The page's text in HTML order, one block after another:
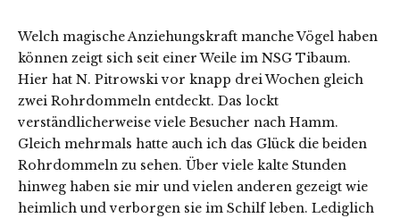
Welch magische Anziehungskraft manche Vögel haben
können zeigt sich seit einer Weile im NSG Tibaum.
Hier hat N. Pitrowski vor knapp drei Wochen gleich
zwei Rohrdommeln entdeckt. Das lockt
verständlicherweise viele Besucher nach Hamm.
Gleich mehrmals hatte auch ich das Glück die beiden
Rohrdommeln zu sehen. Über viele kalte Stunden
hinweg haben sie mir und vielen anderen gezeigt wie
heimlich und verborgen sie im Schilf leben. Lediglich